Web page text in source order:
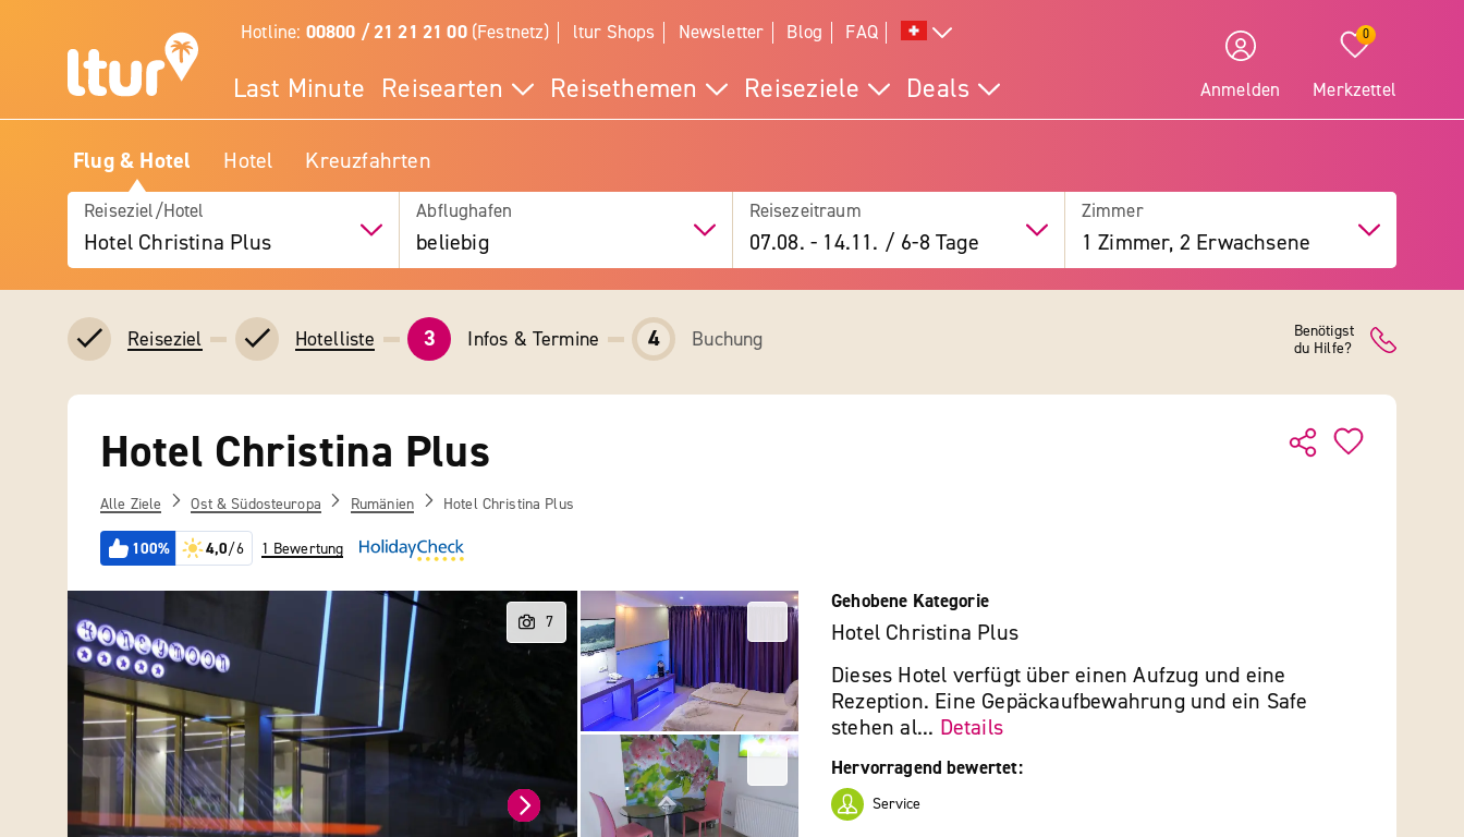
Hotline: 00800 / 21 21 21 00(Festnetz) ltur Shops Newsletter Blog FAQ
Last Minute Reisearten Reisethemen Reiseziele Deals Anmelden
0
Merkzettel
Flug & Hotel Hotel Kreuzfahrten
Reiseziel/Hotel
Hotel Christina Plus
Abflughafen
beliebig
Reisezeitraum
07.08. - 14.11. / 6-8 Tage
Zimmer
1 Zimmer, 2 Erwachsene
Reiseziel Hotelliste 3 Infos & Termine 4 Buchung
Benötigst
du Hilfe?
Hotel Christina Plus
Alle Ziele Ost & Südosteuropa Rumänien Hotel Christina Plus
100% 4,0/6 1 Bewertung
Gehobene Kategorie
Hotel Christina Plus
Dieses Hotel verfügt über einen Aufzug und eine
Rezeption. Eine Gepäckaufbewahrung und ein Safe
stehen al... Details
Hervorragend bewertet:
Service